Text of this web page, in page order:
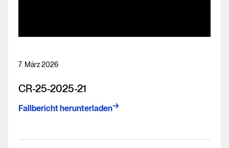
7. März 2026
CR-25-2025-21
Fallbericht herunterladen